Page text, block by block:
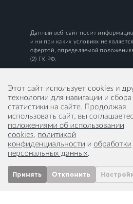
Данный веб-сайт носит
и ни при каких условиях не
офертой, определяемой
(2) ГК РФ.
Этот сайт использует cookies и
технологии для навигации и сбора
статистики на сайте. Продолжая
использовать сайт, вы
положениями об использовании
cookies, политикой
конфиденциальности и обработки
персональных данных.
Принять Отклонить